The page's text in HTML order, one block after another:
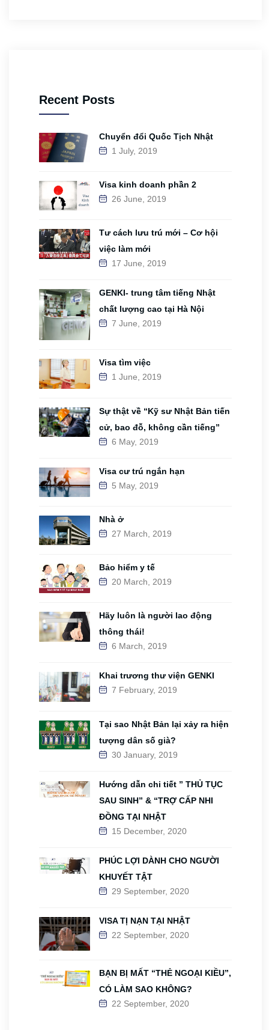
Recent Posts
Chuyển đổi Quốc Tịch Nhật
1 July, 2019
Visa kinh doanh phần 2
26 June, 2019
Tư cách lưu trú mới – Cơ hội
việc làm mới
17 June, 2019
GENKI- trung tâm tiếng Nhật
chất lượng cao tại Hà Nội
7 June, 2019
Visa tìm việc
1 June, 2019
Sự thật về “Kỹ sư Nhật Bản tiến
cử, bao đỗ, không cần tiếng”
6 May, 2019
Visa cư trú ngắn hạn
5 May, 2019
Nhà ở
27 March, 2019
Bảo hiểm y tế
20 March, 2019
Hãy luôn là người lao động
thông thái!
6 March, 2019
Khai trương thư viện GENKI
7 February, 2019
Tại sao Nhật Bản lại xảy ra hiện
tượng dân số già?
30 January, 2019
Hướng dẫn chi tiết ” THỦ TỤC
SAU SINH” & “TRỢ CẤP NHI
ĐỒNG TẠI NHẬT
15 December, 2020
PHÚC LỢI DÀNH CHO NGƯỜI
KHUYẾT TẬT
29 September, 2020
VISA TỊ NẠN TẠI NHẬT
22 September, 2020
BẠN BỊ MẤT “THẺ NGOẠI KIỀU”,
CÓ LÀM SAO KHÔNG?
22 September, 2020